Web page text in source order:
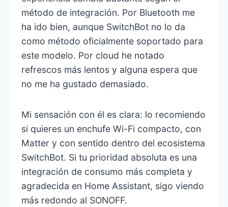
método de integración. Por Bluetooth me
ha ido bien, aunque SwitchBot no lo da
como método oficialmente soportado para
este modelo. Por cloud he notado
refrescos más lentos y alguna espera que
no me ha gustado demasiado.
Mi sensación con él es clara: lo recomiendo
si quieres un enchufe Wi-Fi compacto, con
Matter y con sentido dentro del ecosistema
SwitchBot. Si tu prioridad absoluta es una
integración de consumo más completa y
agradecida en Home Assistant, sigo viendo
más redondo al SONOFF.